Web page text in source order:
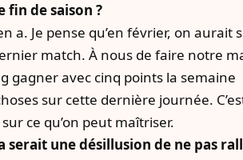
fin de saison ?
a. Je pense qu’en février, on aurait
match. À nous de faire notre
gagner avec cinq points la semaine
sur cette dernière journée.
ce qu’on peut maîtriser.
une désillusion de ne pas